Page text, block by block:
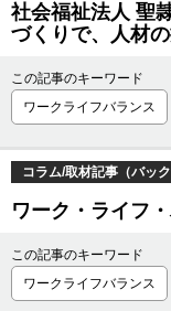
社会福祉法人 聖
づくりで、人材
この記事のキーワード
ワークライフバランス
コラム/取材記事（バッ
ワーク・ライフ
この記事のキーワード
ワークライフバランス